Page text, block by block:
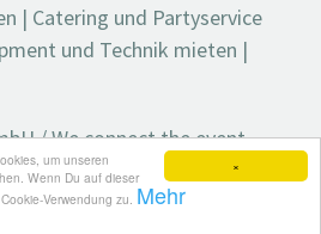
×
um unseren
Wenn Du auf dieser
Verwendung zu. Mehr
| Catering und Partyservice
und Technik mieten |
/ We connect the event
für die Eventplanung /
Magazin und mehr